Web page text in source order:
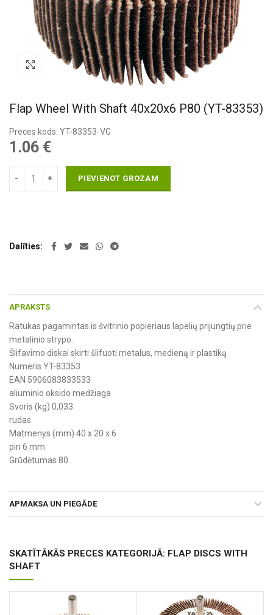
Pietuvināt
Flap Wheel With Shaft 40x20x6 P80 (YT-83353)
Preces kods: YT-83353-VG
1.06 €
PIEVIENOT GROZAM
Dalīties
APRAKSTS
Ratukas pagamintas is švitrinio popieriaus lapelių prijungtių prie
metalinio strypo.
Šlifavimo diskai skirti šlifuoti metalus, medieną ir plastiką
Numeris YT-83353
EAN 5906083833533
aliuminio oksido medžiaga
Svoris (kg) 0,033
rudas
Matmenys (mm) 40 x 20 x 6
pin 6 mm
Grūdėtumas 80
APMAKSA UN PIEGĀDE
SKATĪTĀKĀS PRECES KATEGORIJĀ: FLAP DISCS WITH
SHAFT